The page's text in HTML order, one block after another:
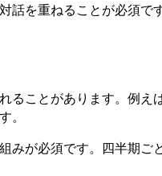
話を重ねることが必須
ことがあります。例
。
みが必須です。四半期